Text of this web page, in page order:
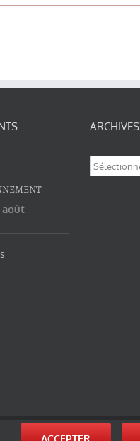
août
ARCHIVES
Archives
ACCEPTER